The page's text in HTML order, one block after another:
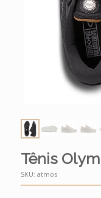
Tênis
SKU: atmos